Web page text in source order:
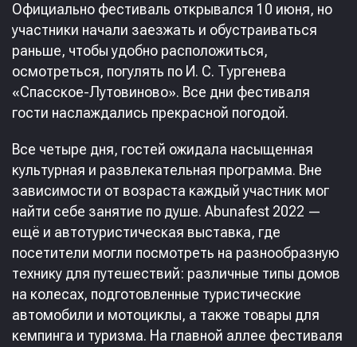
Официально фестиваль открывался 10 июня, но
участники начали заезжать и обустраиваться
раньше, чтобы удобно расположиться,
осмотреться, погулять по И. С. Тургенева
«Спасское-Лутовиново». Все дни фестиваля
гости наслаждались прекрасной погодой.
Все четыре дня, гостей ожидала насыщенная
культурная и развлекательная программа. Вне
зависимости от возраста каждый участник мог
найти себе занятие по душе. Abunafest 2022 —
ещё и автотуристическая выставка, где
посетители могли посмотреть на разнообразную
технику для путешествий: различные типы домов
на колесах, подготовленные туристические
автомобили и мотоциклы, а также товары для
кемпинга и туризма. На главной аллее фестиваля